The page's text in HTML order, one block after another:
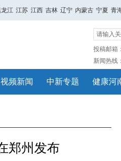
江 江苏 江西 吉林 辽宁 内蒙古 宁夏 青
投稿邮箱
新闻热线
视频新闻 中新专题 健康河
郑州发布